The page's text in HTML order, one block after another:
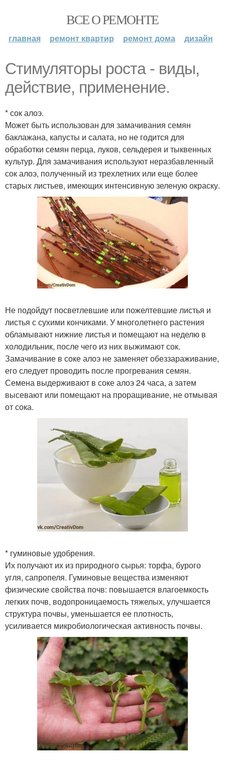
ВСЕ О РЕМОНТЕ
главная ремонт квартир ремонт дома дизайн
Стимуляторы роста - виды,
действие, применение.
* сок алоэ.
Может быть использован для замачивания семян
баклажана, капусты и салата, но не годится для
обработки семян перца, луков, сельдерея и тыквенных
культур. Для замачивания используют неразбавленный
сок алоэ, полученный из трехлетних или еще более
старых листьев, имеющих интенсивную зеленую окраску.
Не подойдут посветлевшие или пожелтевшие листья и
листья с сухими кончиками. У многолетнего растения
обламывают нижние листья и помещают на неделю в
холодильник, после чего из них выжимают сок.
Замачивание в соке алоэ не заменяет обеззараживание,
его следует проводить после прогревания семян.
Семена выдерживают в соке алоэ 24 часа, а затем
высевают или помещают на проращивание, не отмывая
от сока.
* гуминовые удобрения.
Их получают их из природного сырья: торфа, бурого
угля, сапропеля. Гуминовые вещества изменяют
физические свойства почв: повышается влагоемкость
легких почв, водопроницаемость тяжелых, улучшается
структура почвы, уменьшается ее плотность,
усиливается микробиологическая активность почвы.